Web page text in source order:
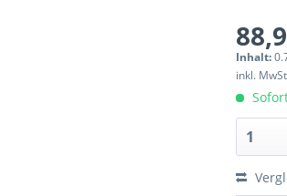
Inhalt:
inkl.